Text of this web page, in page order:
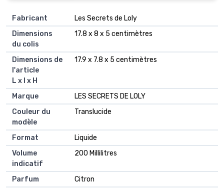
Fabricant
‎Les Secrets de Loly
Dimensions
du colis
‎17.8 x 8 x 5 centimètres
Dimensions de
l'article
L x l x H
‎17.9 x 7.8 x 5 centimètres
Marque
‎LES SECRETS DE LOLY
Couleur du
modèle
‎Translucide
Format
‎Liquide
Volume
indicatif
‎200 Millilitres
Parfum
‎Citron